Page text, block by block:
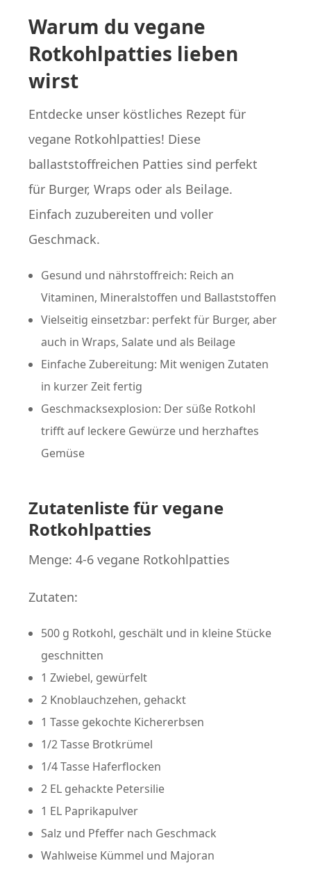
Warum du vegane
Rotkohlpatties lieben
wirst
Entdecke unser köstliches Rezept für
vegane Rotkohlpatties! Diese
ballaststoffreichen Patties sind perfekt
für Burger, Wraps oder als Beilage.
Einfach zuzubereiten und voller
Geschmack.
Gesund und nährstoffreich: Reich an
Vitaminen, Mineralstoffen und Ballaststoffen
Vielseitig einsetzbar: perfekt für Burger, aber
auch in Wraps, Salate und als Beilage
Einfache Zubereitung: Mit wenigen Zutaten
in kurzer Zeit fertig
Geschmacksexplosion: Der süße Rotkohl
trifft auf leckere Gewürze und herzhaftes
Gemüse
Zutatenliste für vegane
Rotkohlpatties
Menge: 4-6 vegane Rotkohlpatties
Zutaten:
500 g Rotkohl, geschält und in kleine Stücke
geschnitten
1 Zwiebel, gewürfelt
2 Knoblauchzehen, gehackt
1 Tasse gekochte Kichererbsen
1/2 Tasse Brotkrümel
1/4 Tasse Haferflocken
2 EL gehackte Petersilie
1 EL Paprikapulver
Salz und Pfeffer nach Geschmack
Wahlweise Kümmel und Majoran